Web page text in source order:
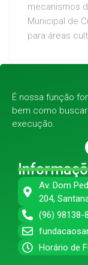
mecanismos
Municipal de
para áreas
É nossa função
bem como
execução.
Av. Dom
204,
(96) 98138-
Horário de